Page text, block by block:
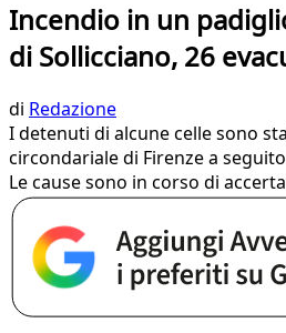
Incendio in un
di Sollicciano, 26
di Redazione
I detenuti di alcune celle sono
circondariale di Firenze a
Le cause sono in corso di